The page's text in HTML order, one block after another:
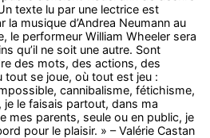
texte lu par une lectrice est
musique d’Andrea Neumann au
le performeur William Wheeler sera
qu’il ne soit une autre. Sont
des mots, des actions, des
tout se joue, où tout est jeu :
cannibalisme, fétichisme,
le faisais partout, dans ma
mes parents, seule ou en public, je
pour le plaisir. » – Valérie Castan